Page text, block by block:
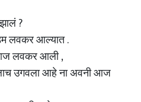
?
लवकर आल्यात .
लवकर आली ,
उगवला आहे ना अवनी आज